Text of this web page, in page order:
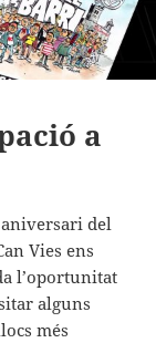
a
aniversari del
Vies ens
l’oportunitat
alguns
més